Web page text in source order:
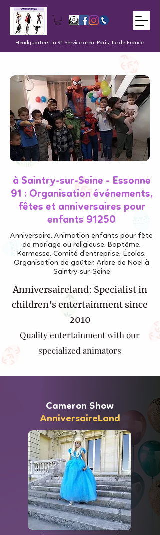
Headquarters in 91 Service area: Paris, Ile de France
à Saintry-sur-Seine - Essonne
91 : Organisation événements,
fêtes et anniversaires pour
enfants 91250
Anniversaire, Animation enfants pour fête
de mariage ou religieuse, Baptême,
Kermesse, Comité d'entreprise, Écoles,
Organisation de goûter, Arbre de Noël à
Saintry-sur-Seine
Anniversaireland: Specialist in
children's entertainment since
2010
Quality entertainment with our
specialized animators
Cameron Show
AnniversaireLand